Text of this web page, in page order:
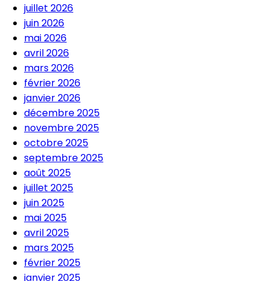
juillet 2026
juin 2026
mai 2026
avril 2026
mars 2026
février 2026
janvier 2026
décembre 2025
novembre 2025
octobre 2025
septembre 2025
août 2025
juillet 2025
juin 2025
mai 2025
avril 2025
mars 2025
février 2025
janvier 2025